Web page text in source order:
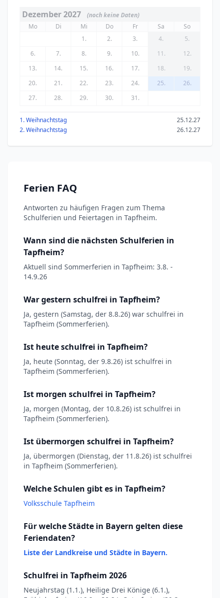
Dezember 2027
(noch keine Daten)
Mo
Di Mi Do Fr Sa
So
1.
2. 3. 4.
5.
6.
7. 8. 9. 10. 11.
12.
13.
14. 15. 16. 17. 18.
19.
20.
21. 22. 23. 24. 25.
26.
27.
28. 29. 30. 31.
1. Weihnachtstag
25.12.27
2. Weihnachtstag
26.12.27
Ferien FAQ
Antworten zu häufigen Fragen zum Thema
Schulferien und Feiertagen in Tapfheim.
Wann sind die nächsten Schulferien in
Tapfheim?
Aktuell sind Sommerferien in Tapfheim: 3.8. -
14.9.26
War gestern schulfrei in Tapfheim?
Ja, gestern (Samstag, der 8.8.26) war schulfrei in
Tapfheim (Sommerferien).
Ist heute schulfrei in Tapfheim?
Ja, heute (Sonntag, der 9.8.26) ist schulfrei in
Tapfheim (Sommerferien).
Ist morgen schulfrei in Tapfheim?
Ja, morgen (Montag, der 10.8.26) ist schulfrei in
Tapfheim (Sommerferien).
Ist übermorgen schulfrei in Tapfheim?
Ja, übermorgen (Dienstag, der 11.8.26) ist schulfrei
in Tapfheim (Sommerferien).
Welche Schulen gibt es in Tapfheim?
Volksschule Tapfheim
Für welche Städte in Bayern gelten diese
Feriendaten?
Liste der Landkreise und Städte in Bayern.
Schulfrei in Tapfheim 2026
Neujahrstag (1.1.), Heilige Drei Könige (6.1.),